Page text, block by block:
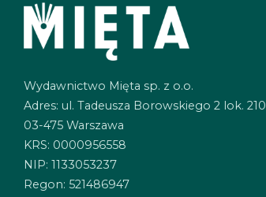
Wydawnictwo Mięta sp. z o.o.
Adres: ul. Tadeusza Borowskiego 2 lok. 210
03-475 Warszawa
KRS: 0000956558
NIP: 1133053237
Regon: 521486947